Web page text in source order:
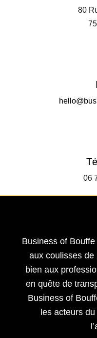
80
06
Business of
aux coulisses
bien aux
en quête de
Business of
les acteurs